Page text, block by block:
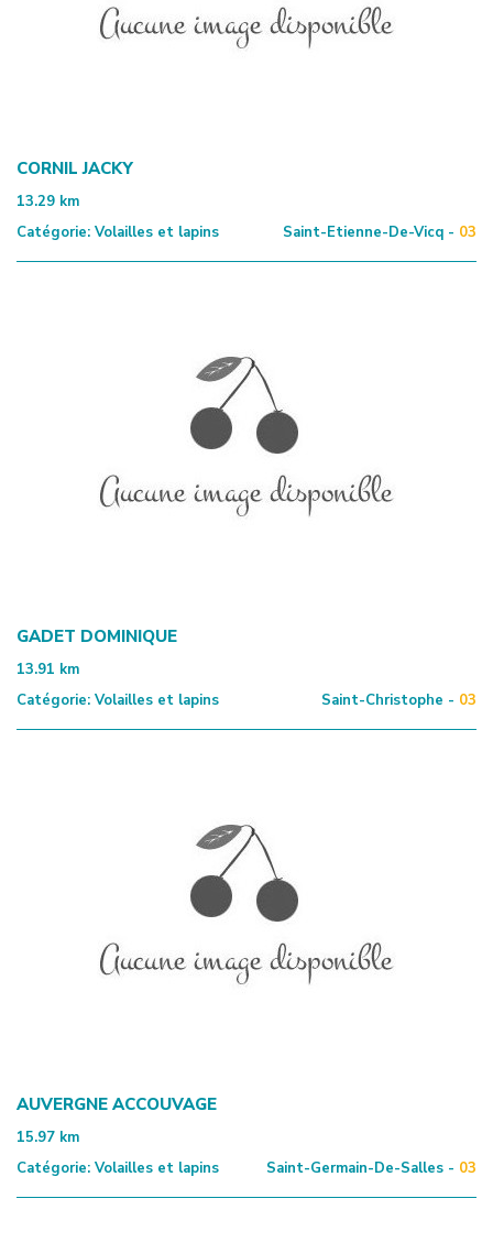
CORNIL JACKY
13.29 km
Catégorie: Volailles et lapins Saint-Etienne-De-Vicq - 03
GADET DOMINIQUE
13.91 km
Catégorie: Volailles et lapins Saint-Christophe - 03
AUVERGNE ACCOUVAGE
15.97 km
Catégorie: Volailles et lapins Saint-Germain-De-Salles - 03